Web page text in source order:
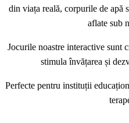
din viața reală, corpurile de apă
aflate sub
Jocurile noastre interactive sunt
stimula învățarea și
Perfecte pentru instituții